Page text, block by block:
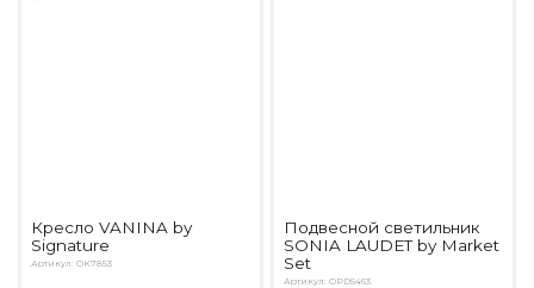
Кресло VANINA by
Signature
Артикул: OK7853
Подвесной светильник
SONIA LAUDET by Market
Set
Артикул: OPD5463